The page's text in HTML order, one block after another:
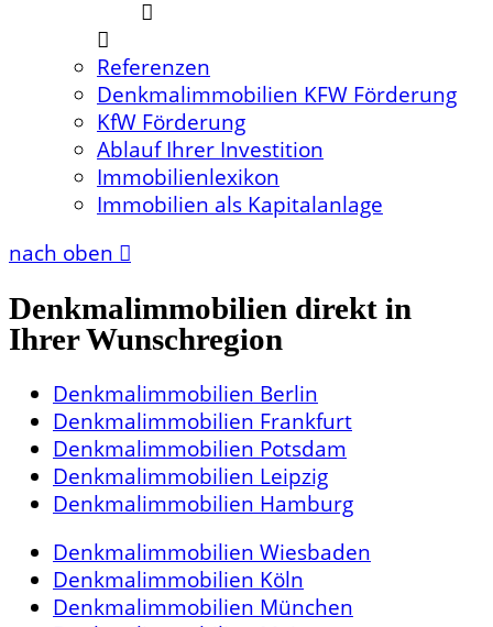
Referenzen
Denkmalimmobilien KFW Förderung
KfW Förderung
Ablauf Ihrer Investition
Immobilienlexikon
Immobilien als Kapitalanlage
nach oben
Denkmalimmobilien direkt in
Ihrer Wunschregion
Denkmalimmobilien Berlin
Denkmalimmobilien Frankfurt
Denkmalimmobilien Potsdam
Denkmalimmobilien Leipzig
Denkmalimmobilien Hamburg
Denkmalimmobilien Wiesbaden
Denkmalimmobilien Köln
Denkmalimmobilien München